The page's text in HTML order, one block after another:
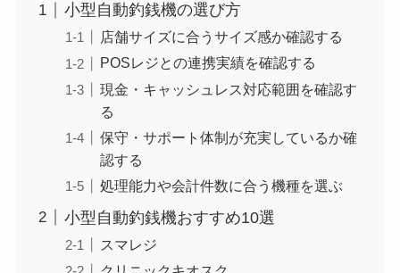
小型自動釣銭機の選び方
店舗サイズに合うサイズ感か確認する
POSレジとの連携実績を確認する
現金・キャッシュレス対応範囲を確認す
る
保守・サポート体制が充実しているか確
認する
処理能力や会計件数に合う機種を選ぶ
小型自動釣銭機おすすめ10選
スマレジ